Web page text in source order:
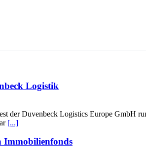
Logistik
der Duvenbeck Logistics Europe GmbH
[...]
Immobilienfonds